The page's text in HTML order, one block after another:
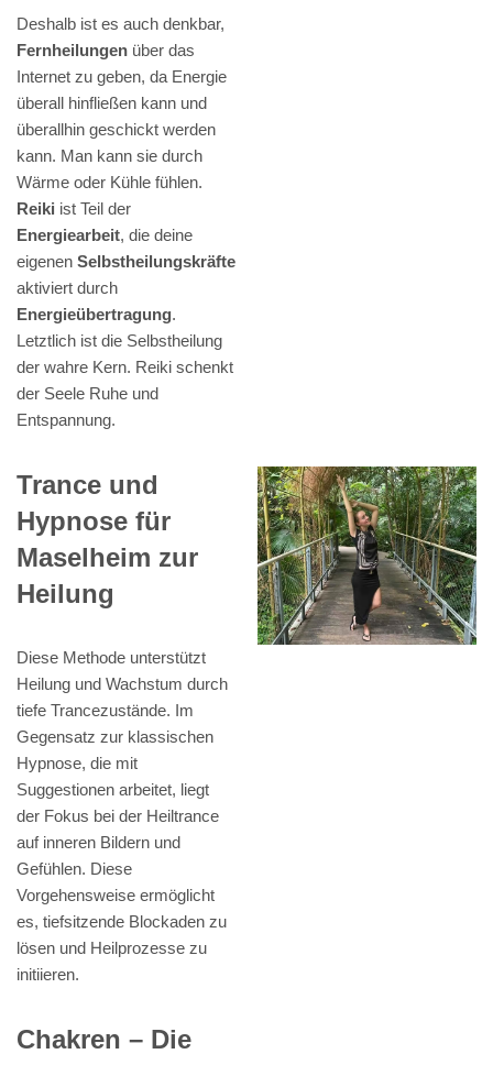
Deshalb ist es auch denkbar,
Fernheilungen über das
Internet zu geben, da Energie
überall hinfließen kann und
überallhin geschickt werden
kann. Man kann sie durch
Wärme oder Kühle fühlen.
Reiki ist Teil der
Energiearbeit, die deine
eigenen Selbstheilungskräfte
aktiviert durch
Energieübertragung.
Letztlich ist die Selbstheilung
der wahre Kern. Reiki schenkt
der Seele Ruhe und
Entspannung.
Trance und
Hypnose für
Maselheim zur
Heilung
Diese Methode unterstützt
Heilung und Wachstum durch
tiefe Trancezustände. Im
Gegensatz zur klassischen
Hypnose, die mit
Suggestionen arbeitet, liegt
der Fokus bei der Heiltrance
auf inneren Bildern und
Gefühlen. Diese
Vorgehensweise ermöglicht
es, tiefsitzende Blockaden zu
lösen und Heilprozesse zu
initiieren.
Chakren – Die